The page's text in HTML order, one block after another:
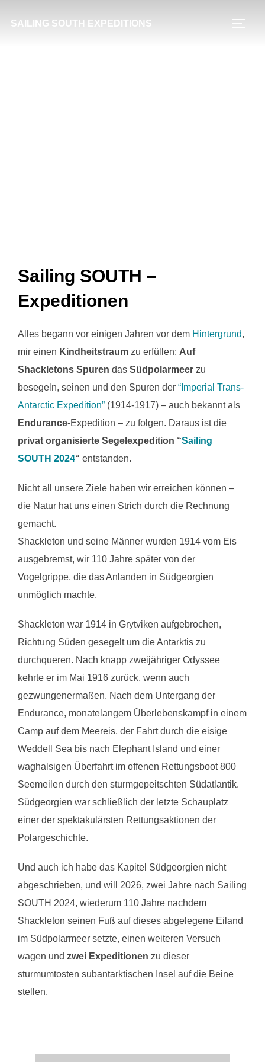
InhaltSAILING SOUTH EXPEDITIONS
Sailing SOUTH –
Expeditionen
Alles begann vor einigen Jahren vor dem Hintergrund,
mir einen Kindheitstraum zu erfüllen: Auf
Shackletons Spuren das Südpolarmeer zu
besegeln, seinen und den Spuren der “Imperial Trans-
Antarctic Expedition” (1914-1917) – auch bekannt als
Endurance-Expedition – zu folgen. Daraus ist die
privat organisierte Segelexpedition “Sailing
SOUTH 2024“ entstanden.
Nicht all unsere Ziele haben wir erreichen können –
die Natur hat uns einen Strich durch die Rechnung
gemacht.
Shackleton und seine Männer wurden 1914 vom Eis
ausgebremst, wir 110 Jahre später von der
Vogelgrippe, die das Anlanden in Südgeorgien
unmöglich machte.
Shackleton war 1914 in Grytviken aufgebrochen,
Richtung Süden gesegelt um die Antarktis zu
durchqueren. Nach knapp zweijähriger Odyssee
kehrte er im Mai 1916 zurück, wenn auch
gezwungenermaßen. Nach dem Untergang der
Endurance, monatelangem Überlebenskampf in einem
Camp auf dem Meereis, der Fahrt durch die eisige
Weddell Sea bis nach Elephant Island und einer
waghalsigen Überfahrt im offenen Rettungsboot 800
Seemeilen durch den sturmgepeitschten Südatlantik.
Südgeorgien war schließlich der letzte Schauplatz
einer der spektakulärsten Rettungsaktionen der
Polargeschichte.
Und auch ich habe das Kapitel Südgeorgien nicht
abgeschrieben, und will 2026, zwei Jahre nach Sailing
SOUTH 2024, wiederum 110 Jahre nachdem
Shackleton seinen Fuß auf dieses abgelegene Eiland
im Südpolarmeer setzte, einen weiteren Versuch
wagen und zwei Expeditionen zu dieser
sturmumtosten subantarktischen Insel auf die Beine
stellen.